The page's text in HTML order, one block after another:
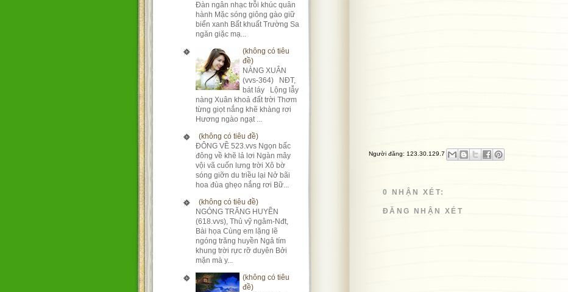
Đàn ngân nhạc trỗi khúc quân
hành Mặc sóng giông gào giữ
biển xanh Bất khuất Trường Sa
ngăn giặc mạ...
(không có tiêu
đề)
NÀNG XUÂN
(vvs-364) NĐT,
bát láy Lộng lẫy
nàng Xuân khoả đất trời Thơm
từng giọt nắng khẽ khàng rơi
Hương ngào ngạt ...
(không có tiêu đề)
ĐÔNG VỀ 523.vvs Ngọn bấc
đông về khẽ lả lơi Ngàn mây
vội vã cuốn lưng trời Xô bờ
sóng giỡn du triều lại Nở bãi
hoa đùa ghẹo nắng rơi Bữ...
(không có tiêu đề)
NGÓNG TRĂNG HUYỀN
(618.vvs), Thủ vỹ ngâm-Nđt,
Bài họa Cùng em lặng lẽ
ngóng trăng huyền Ngả tím
khung trời rực rỡ duyên Bởi
mặn mà y...
(không có tiêu
đề)
Người đăng: 123.30.129.7
0 NHẬN XÉT:
ĐĂNG NHẬN XÉT